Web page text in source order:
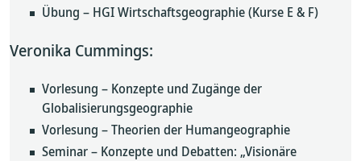
Übung – HGI Wirtschaftsgeographie (Kurse E & F)
Veronika Cummings:
Vorlesung – Konzepte und Zugänge der
Globalisierungsgeographie
Vorlesung – Theorien der Humangeographie
Seminar – Konzepte und Debatten: „Visionäre